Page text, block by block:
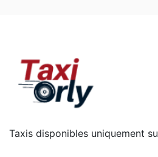
Taxis disponibles uniquement